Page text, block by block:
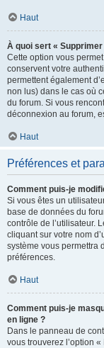
Haut
À quoi sert «
Cette option vous
conservent votre
permettent également
non lus) dans le cas où
du forum. Si vous
déconnexion au forum,
Haut
Préférences et
Comment puis-je
Si vous êtes un
base de données du
contrôle de l’utilisateur.
cliquant sur votre nom
système vous permettra
préférences.
Haut
Comment puis-je
en ligne ?
Dans le panneau de
vous trouverez l’option